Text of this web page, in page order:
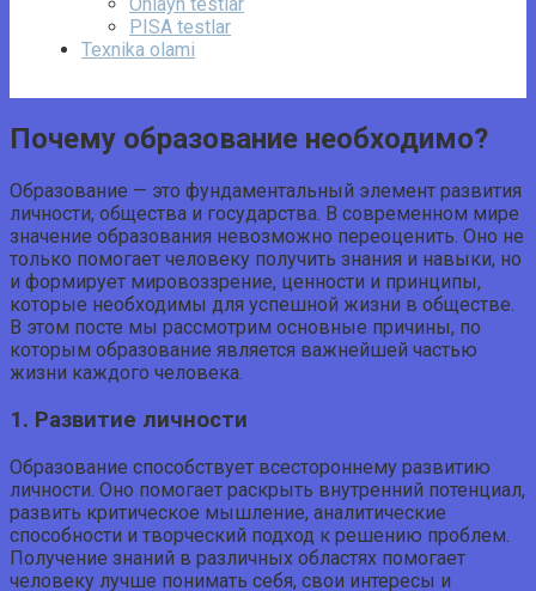
Onlayn testlar
PISA testlar
Texnika olami
Почему образование необходимо?
Образование — это фундаментальный элемент развития
личности, общества и государства. В современном мире
значение образования невозможно переоценить. Оно не
только помогает человеку получить знания и навыки, но
и формирует мировоззрение, ценности и принципы,
которые необходимы для успешной жизни в обществе.
В этом посте мы рассмотрим основные причины, по
которым образование является важнейшей частью
жизни каждого человека.
1. Развитие личности
Образование способствует всестороннему развитию
личности. Оно помогает раскрыть внутренний потенциал,
развить критическое мышление, аналитические
способности и творческий подход к решению проблем.
Получение знаний в различных областях помогает
человеку лучше понимать себя, свои интересы и